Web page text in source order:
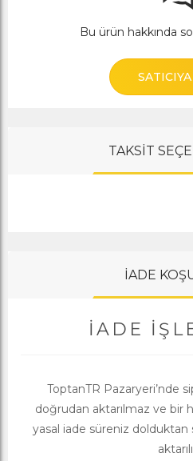
Bu ürün hakkında
TAKSİT
İADE
İADE
ToptanTR Pazaryeri’nde
doğrudan aktarılmaz ve bir
yasal iade süreniz dolduktan